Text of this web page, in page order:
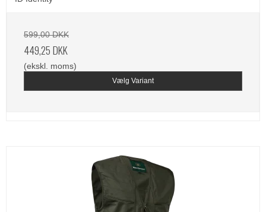
599,00 DKK
449,25 DKK
(ekskl. moms)
Vælg Variant